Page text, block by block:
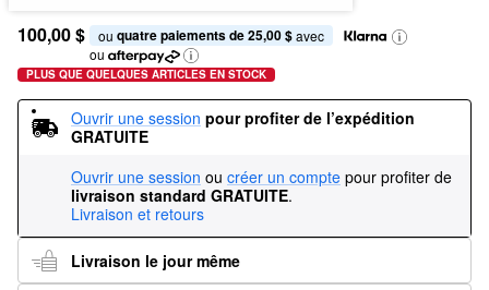
100,00 $ ou quatre paiements de 25,00 $ avec
ou
PLUS QUE QUELQUES ARTICLES EN STOCK
Ouvrir une session pour profiter de l’expédition
GRATUITE
Ouvrir une session ou créer un compte pour profiter de
livraison standard GRATUITE.
Livraison et retours
Livraison le jour même